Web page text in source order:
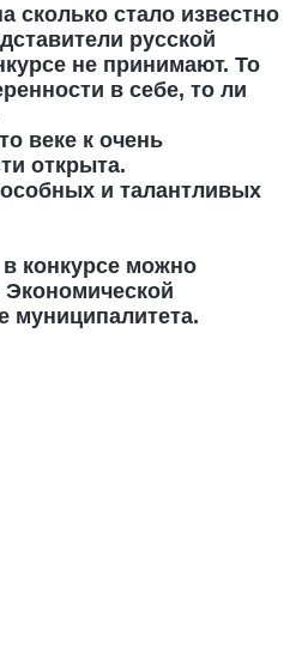
сколько стало известно
русской
не принимают. То
в себе, то ли
веке к очень
открыта.
и талантливых
конкурсе можно
Экономической
муниципалитета.